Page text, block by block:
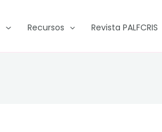
Recursos Revista PALFCRIS